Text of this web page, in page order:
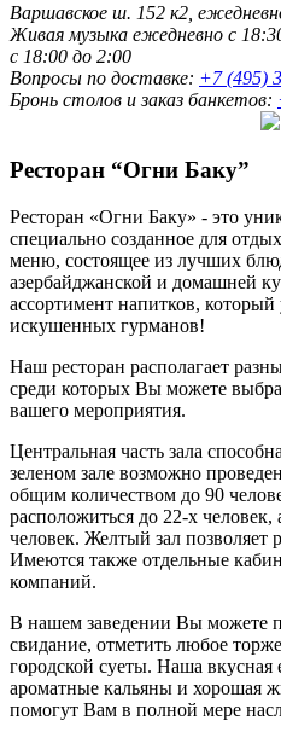
Варшавское ш. 152 к2,
Живая музыка ежедневно с
с 18:00 до 2:00
Вопросы по доставке: +7 (495)
Бронь столов и заказ банкетов:
Ресторан “Огни Баку”
Ресторан «Огни Баку» - это
специально созданное для
меню, состоящее из лучших
азербайджанской и домашней
ассортимент напитков, который
искушенных гурманов!
Наш ресторан располагает
среди которых Вы можете
вашего мероприятия.
Центральная часть зала
зеленом зале возможно
общим количеством до 90
расположиться до 22-х
человек. Желтый зал позволяет
Имеются также отдельные
компаний.
В нашем заведении Вы можете
свидание, отметить любое
городской суеты. Наша вкусная
ароматные кальяны и хорошая
помогут Вам в полной мере